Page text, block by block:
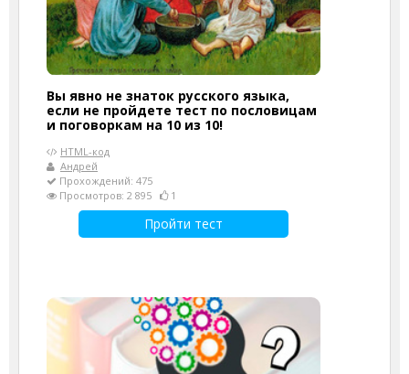
Вы явно не знаток русского языка,
если не пройдете тест по пословицам
и поговоркам на 10 из 10!
HTML-код
Андрей
Прохождений: 475
Просмотров: 2 895
1
Пройти тест